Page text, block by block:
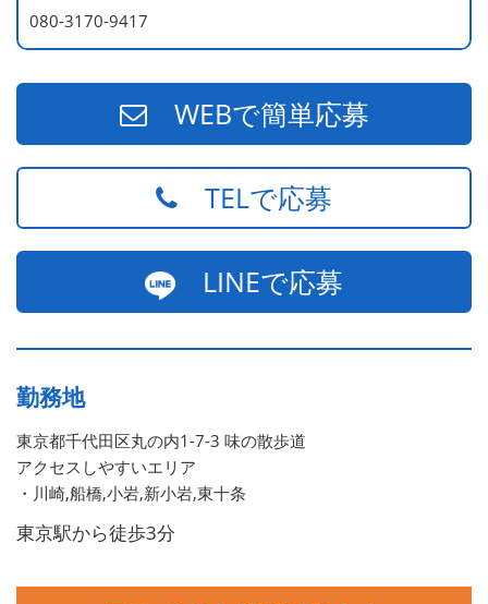
080-3170-9417
WEBで簡単応募
TELで応募
LINEで応募
勤務地
東京都千代田区丸の内1-7-3 味の散歩道
アクセスしやすいエリア
・川崎,船橋,小岩,新小岩,東十条
東京駅から徒歩3分